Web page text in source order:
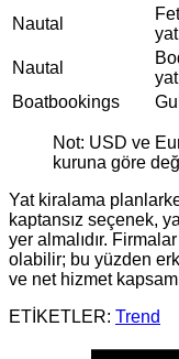
Nautal
yat
Nautal
yat
Boatbookings
Not: USD ve
kuruna göre
Yat kiralama
kaptansız seçenek,
yer almalıdır.
olabilir; bu yüzden
ve net hizmet
ETİKETLER: Trend